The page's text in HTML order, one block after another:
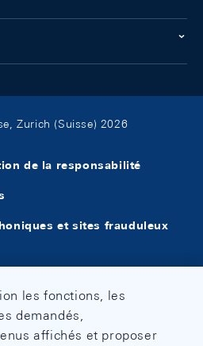
Zurich (Suisse) 2026
de la responsabilité
et sites frauduleux
les fonctions, les
demandés,
affichés et proposer